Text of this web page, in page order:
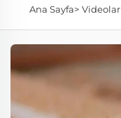
Ana Sayfa> Videolar